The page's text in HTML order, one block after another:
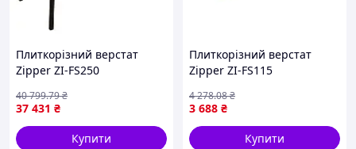
Плиткорізний верстат
Zipper ZI-FS250
для точного різання
плитки з нахилом 0 45
градусів
37 431 ₴
40 799.79₴
Купити
Плиткорізний верстат
Zipper ZI-FS115
для керамічної плитки
різка до 25 мм
3 688 ₴
4 278.08₴
Купити